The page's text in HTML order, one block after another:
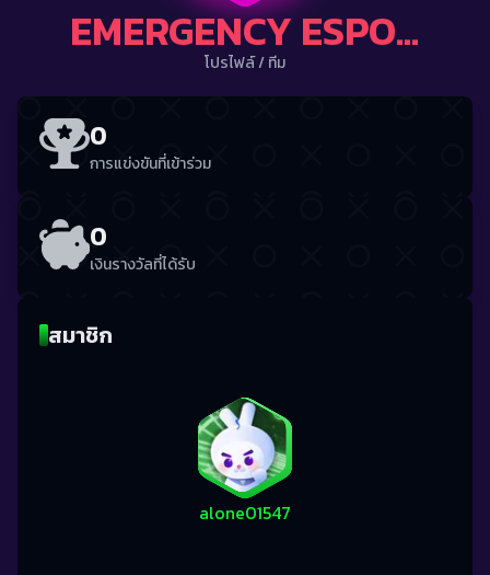
EMERGENCY ESPORTS
โปรไฟล์/ทีม
0
การแข่งขันที่เข้าร่วม
0
เงินรางวัลที่ได้รับ
สมาชิก
alone01547